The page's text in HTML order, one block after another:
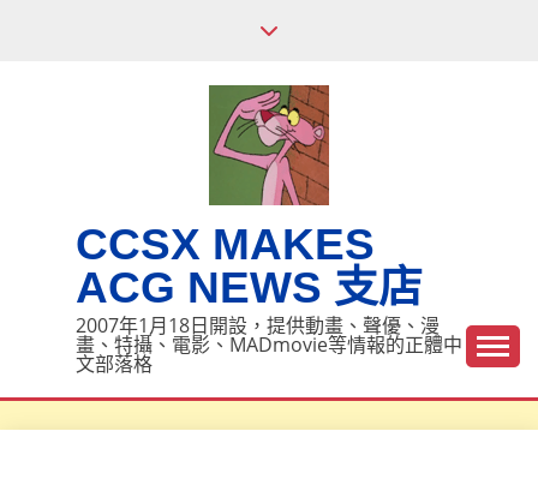
CCSX MAKES
ACG NEWS 支店
2007年1月18日開設，提供動畫、聲優、漫
畫、特攝、電影、MADmovie等情報的正體中
文部落格